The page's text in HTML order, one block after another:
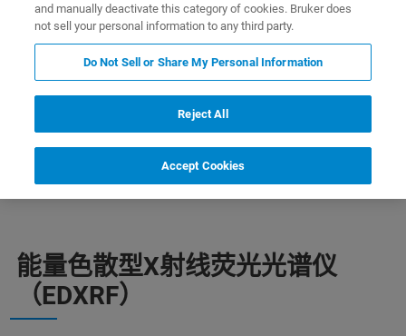
应用
能量色散型X射线荧光光谱仪
（EDXRF）
and manually deactivate this category of cookies. Bruker does
not sell your personal information to any third party.
Do Not Sell or Share My Personal Information
Reject All
Accept Cookies